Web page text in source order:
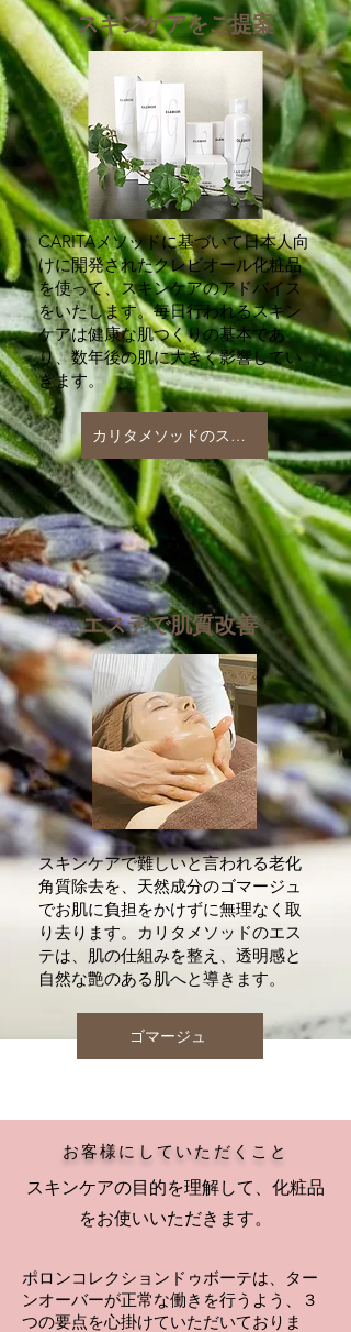
スキンケアをご提案
CARITAメソッドに基づいて日本人向
けに開発されたクレビオール化粧品
を使って、スキンケアのアドバイス
をいたします。毎日行われるスキン
ケアは健康な肌つくりの基本であ
り、数年後の肌に大きく影響してい
きます。
カリタメソッドのスキンケア
3
​エステで肌質改善
スキンケアで難しいと言われる老化
角質除去を、天然成分のゴマージュ
でお肌に負担をかけずに無理なく取
り去ります。カリタメソッドのエス
テは、 肌の仕組みを整え、透明感と
自然な艶のある肌へと導きます。
ゴマージュ
お客様にしていただくこと
スキンケアの目的を理解して、化粧品
をお使いいただきます。
ポロンコレクションドゥボーテは、ター
ンオーバーが正常な働きを行うよう、３
つの要点を心掛けていただいておりま